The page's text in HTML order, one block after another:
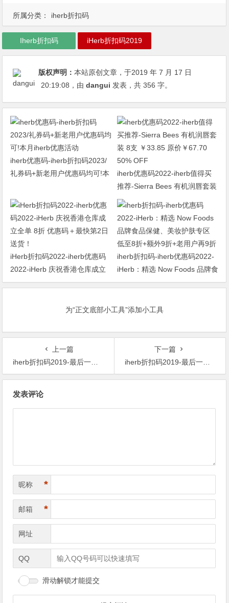
所属分类： iherb折扣码
Iherb折扣码 iHerb折扣码2019
版权声明：本站原创文章，于2019 年 7 月 17 日
20:19:08 ，由dangui 发表，共 356 字。
iherb优惠码-iherb折扣码2023/
礼券码+新老用户优惠码均可!本
iherb优惠码2022-iherb值得买
推荐-Sierra Bees 有机润唇套装
8支 ￥33.85 原价￥67.70 50%
iHerb折扣码2022-iherb优惠码
2022-iHerb 庆祝香港仓库成立
全单 8折 优惠码＋最快第2日送
iherb折扣码-iherb优惠码2022-
iHerb：精选 Now Foods 品牌食
品保健、美妆护肤专区 低至8折
为“正文底部小工具”添加小工具
上一篇
iherb折扣码2019-最后一天有效！ 额外9折！Palmer’s 可可脂配方 妊娠纹按摩乳 250ml $6.33 原价$8.23 23% OFF
下一篇
iherb折扣码2019-最后一天有效！ iHerb：精选 Organic India 印度草本营养保健专场 8.5折+额外9折+包邮包税！
发表评论
昵称 *
邮箱 *
网址
QQ
滑动解锁才能提交